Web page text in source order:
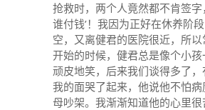
抢救时，两个人竟然都不肯签字
谁付钱’！我因为正好在休养阶
空，又离健君的医院很近，所
开始的时候，健君总是像个小
顽皮地笑，后来我们谈得多了
我的面哭了起来，他说他不怕
母吵架。我渐渐知道他的心里